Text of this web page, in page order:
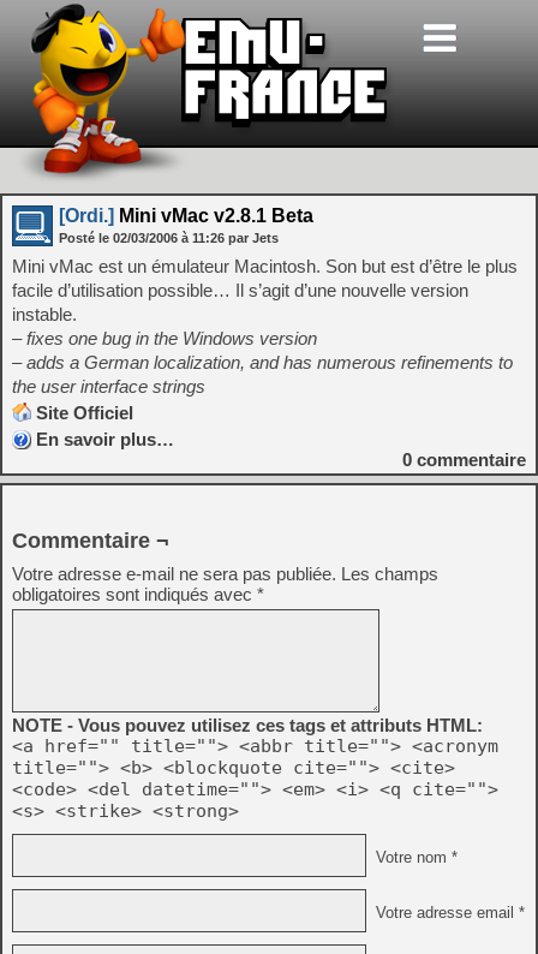
[Ordi.] Mini vMac v2.8.1 Beta
Posté le 02/03/2006 à 11:26 par Jets
Mini vMac est un émulateur Macintosh. Son but est d’être le plus
facile d’utilisation possible… Il s’agit d’une nouvelle version
instable.
– fixes one bug in the Windows version
– adds a German localization, and has numerous refinements to
the user interface strings
Site Officiel
En savoir plus…
0 commentaire
Commentaire ¬
Votre adresse e-mail ne sera pas publiée. Les champs
obligatoires sont indiqués avec *
NOTE - Vous pouvez utilisez ces tags et attributs HTML:
<a href="" title=""> <abbr title=""> <acronym
title=""> <b> <blockquote cite=""> <cite>
<code> <del datetime=""> <em> <i> <q cite="">
<s> <strike> <strong>
Votre nom *
Votre adresse email *